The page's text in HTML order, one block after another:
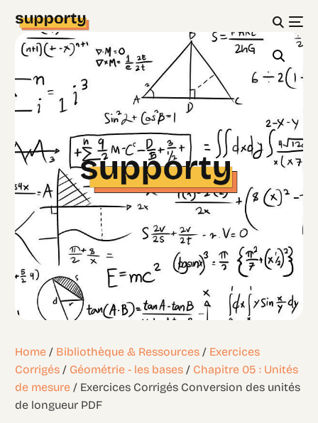
Home / Bibliothèque & Ressources / Exercices
Corrigés / Géométrie - les bases / Chapitre 05 : Unités
de mesure / Exercices Corrigés Conversion des unités
de longueur PDF